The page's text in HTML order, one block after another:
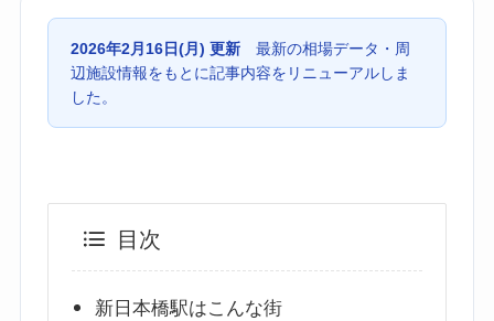
2026年2月16日(月) 更新最新の相場データ・周
辺施設情報をもとに記事内容をリニューアルしま
した。
目次
新日本橋駅はこんな街